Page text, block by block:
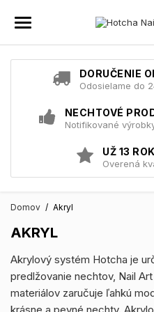
DORUČENIE
Odosielame do
NECHTOVÉ
Notifikované
UŽ 13
Overená
Domov Akryl
AKRYL
Akrylový systém Hotcha je
predlžovanie nechtov, Nail
materiálov zaručuje ľahkú